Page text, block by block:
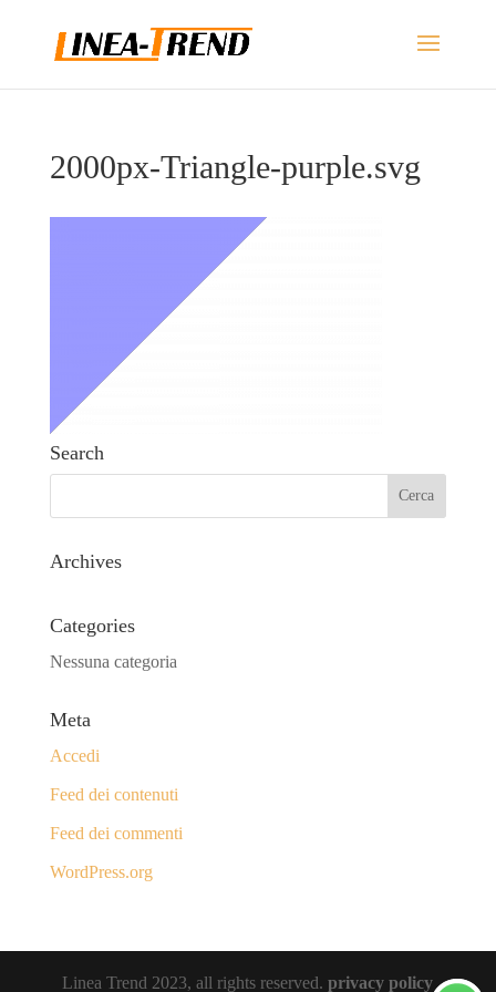
2000px-Triangle-purple.svg
Search
Archives
Categories
Nessuna categoria
Meta
Accedi
Feed dei contenuti
Feed dei commenti
WordPress.org
Linea Trend 2023, all rights reserved.privacy policy